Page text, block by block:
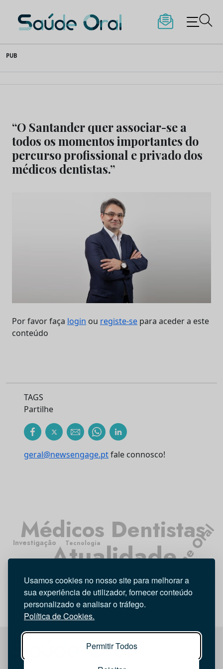
Usamos cookies no nosso site para melhorar a
sua experiência de utilizador, fornecer conteúdo
personalizado e analisar o tráfego.
Política de Cookies.
Permitir Todos
to
content
Saúde Oral
PUB
“O Santander quer associar-se a
todos os momentos importantes do
percurso profissional e privado dos
médicos dentistas.”
Por favor faça login ou registe-se para aceder a este
conteúdo
TAGS
Partilhe
geral@newsengage.ptfale connosco!
Atualidade
Médicos Dentistas
Higiene Oral
Entrevista
Opinião
Tecnologia
Investigação